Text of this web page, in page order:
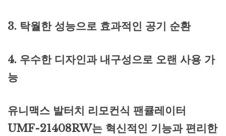
3. 탁월한 성능으로 효과적인 공기 순환
4. 우수한 디자인과 내구성으로 오랜 사용 가
능
유니맥스 발터치 리모컨식 팬큘레이터
UMF-21408RW는 혁신적인 기능과 편리한